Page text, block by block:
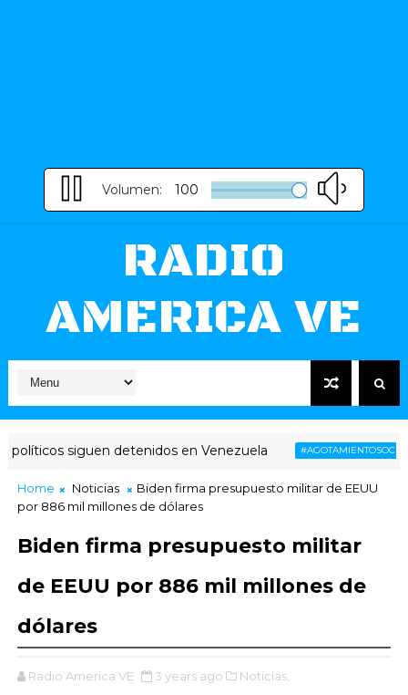
Volumen: 100
RADIO
AMERICA VE
siguen detenidos en Venezuela #AGOTAMIENTOSOCIAL
Home Noticias
Biden firma presupuesto militar de EEUU
por 886 mil millones de dólares
Biden firma presupuesto militar
de EEUU por 886 mil millones de
dólares
Radio America VE 3 years ago Noticias,